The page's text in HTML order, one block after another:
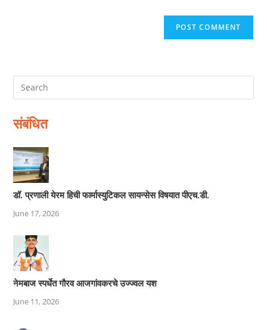
संबंधित
डॉ. प्रणाली येरम हिची फार्मास्युटिकल सायन्सेस विषयात पीएच.डी.
June 17, 2026
नेमबाज स्पर्धेत गौरव आजगांवकरचे उज्ज्वल यश
June 11, 2026